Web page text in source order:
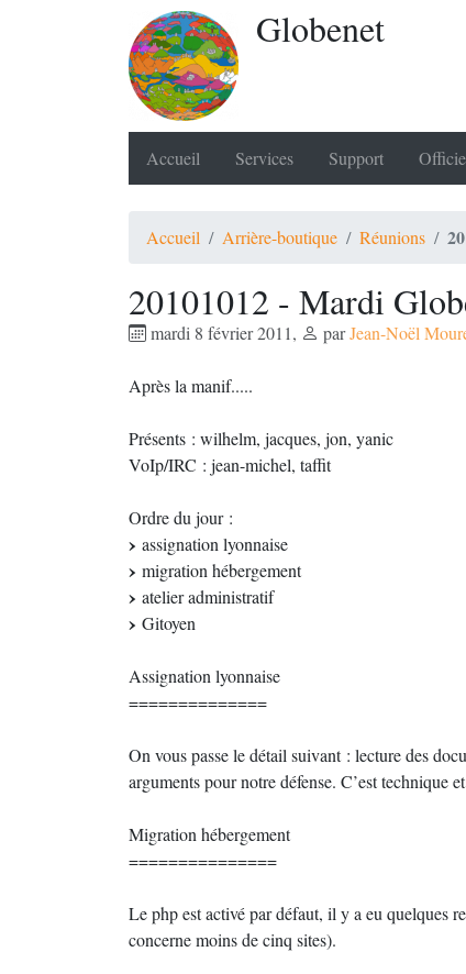
Globenet
Accueil Services Support
Accueil Arrière-boutique Réunions
20101012 - Mardi
mardi 8 février 2011, parJean-Noël
Après la manif.....
Présents : wilhelm, jacques, jon, yanic
VoIp/IRC : jean-michel, taffit
Ordre du jour :
assignation lyonnaise
migration hébergement
atelier administratif
Gitoyen
Assignation lyonnaise
==============
On vous passe le détail suivant : lecture des
arguments pour notre défense. C’est technique
Migration hébergement
===============
Le php est activé par défaut, il y a eu quelques
concerne moins de cinq sites).